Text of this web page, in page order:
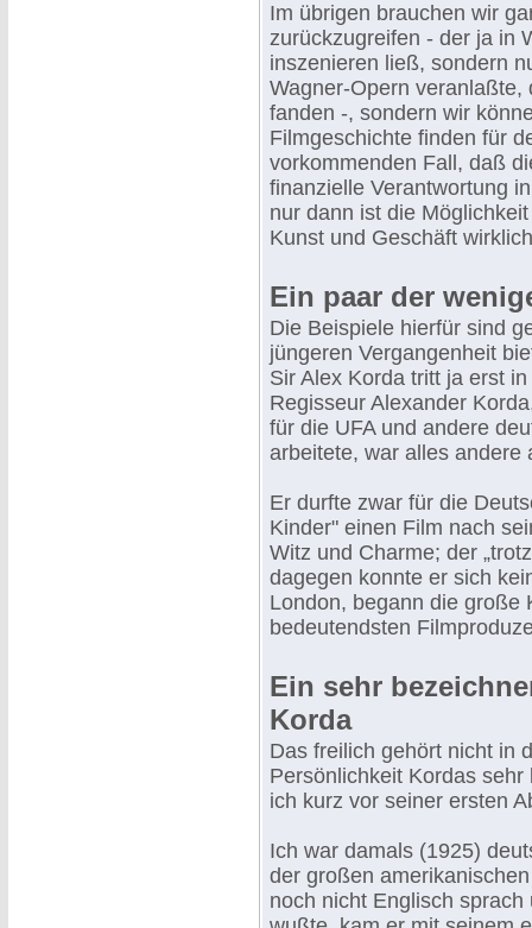
Im übrigen brauchen wir
zurückzugreifen - der ja in
inszenieren ließ, sondern
Wagner-Opern
fanden -, sondern wir
Filmgeschichte finden für
vorkommenden Fall, daß
finanzielle Verantwortung
nur dann ist die
Kunst und Geschäft
Ein paar der
Die Beispiele hierfür sind
jüngeren Vergangenheit
Sir Alex Korda tritt ja erst
Regisseur Alexander
für die UFA und andere
arbeitete, war alles andere
Er durfte zwar für die
Kinder" einen Film nach
Witz und Charme; der
dagegen konnte er sich
London, begann die große
bedeutendsten
Ein sehr
Korda
Das freilich gehört nicht in
Persönlichkeit Kordas
ich kurz vor seiner ersten
Ich war damals (1925)
der großen
noch nicht Englisch